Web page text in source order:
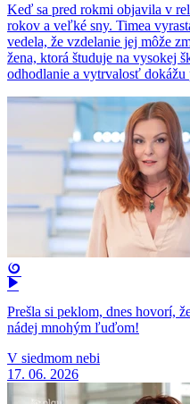
Keď sa pred rokmi objavila v
rokov a veľké sny. Timea
vedela, že vzdelanie jej môže
žena, ktorá študuje na vysokej
odhodlanie a vytrvalosť
Prešla si peklom, dnes hovorí,
nádej mnohým ľuďom!
V siedmom nebi
17. 06. 2026